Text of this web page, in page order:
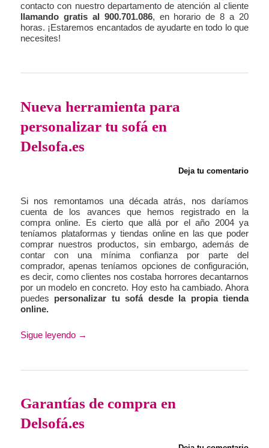
contacto con nuestro departamento de atención al cliente
llamando gratis al 900.701.086, en horario de 8 a 20
horas. ¡Estaremos encantados de ayudarte en todo lo que
necesites!
Nueva herramienta para
personalizar tu sofá en
Delsofa.es
Deja tu comentario
Si nos remontamos una década atrás, nos daríamos
cuenta de los avances que hemos registrado en la
compra online. Es cierto que allá por el año 2004 ya
teníamos plataformas y tiendas online en las que poder
comprar nuestros productos, sin embargo, además de
contar con una mínima confianza por parte del
comprador, apenas teníamos opciones de configuración,
es decir, como clientes nos costaba horrores decantarnos
por un modelo en concreto. Hoy esto ha cambiado. Ahora
puedes personalizar tu sofá desde la propia tienda
online.
Sigue leyendo →
Garantías de compra en
Delsofá.es